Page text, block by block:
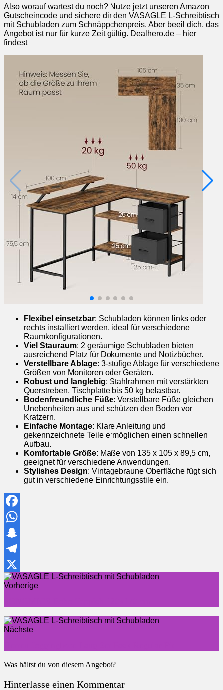
Also worauf wartest du noch? Nutze jetzt unseren Amazon
Gutscheincode und sichere dir den VASAGLE L-Schreibtisch
mit Schubladen zum Schnäppchenpreis. Aber beeil dich, das
Angebot ist nur für kurze Zeit gültig. Dealhero.de – hier
findest
Flexibel einsetzbar: Schubladen können links oder
rechts installiert werden, ideal für verschiedene
Raumkonfigurationen.
Viel Stauraum: 2 geräumige Schubladen bieten
ausreichend Platz für Dokumente und Notizbücher.
Verstellbare Ablage: 3-stufige Ablage für verschiedene
Größen von Monitoren oder Geräten.
Robust und langlebig: Stahlrahmen mit verstärkten
Querstreben, Tischplatte bis 50 kg belastbar.
Bodenfreundliche Füße: Verstellbare Füße gleichen
Unebenheiten aus und schützen den Boden vor
Kratzern.
Einfache Montage: Klare Anleitung und
gekennzeichnete Teile ermöglichen einen schnellen
Aufbau.
Komfortable Größe: Maße von 135 x 105 x 89,5 cm,
geeignet für verschiedene Anwendungen.
Stylishes Design: Vintagebraune Oberfläche fügt sich
gut in verschiedene Einrichtungsstile ein.
Facebook
WhatsApp
Snapchat
Telegram
X
Vorherige
Nächste
Was hältst du von diesem Angebot?
Hinterlasse einen Kommentar